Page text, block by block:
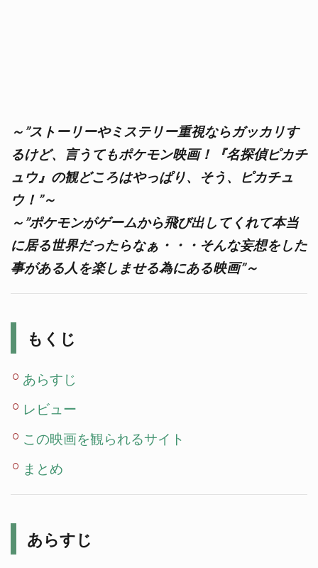
～”ストーリーやミステリー重視ならガッカリす
るけど、言うてもポケモン映画！『名探偵ピカチ
ュウ』の観どころはやっぱり、そう、ピカチュ
ウ！”～
～”ポケモンがゲームから飛び出してくれて本当
に居る世界だったらなぁ・・・そんな妄想をした
事がある人を楽しませる為にある映画”～
もくじ
あらすじ
レビュー
この映画を観られるサイト
まとめ
あらすじ